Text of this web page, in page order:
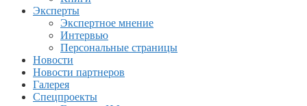
Эксперты
Экспертное мнение
Интервью
Персональные страницы
Новости
Новости партнеров
Галерея
Спецпроекты